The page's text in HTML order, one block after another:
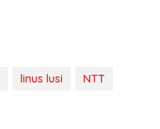
linus lusi NTT